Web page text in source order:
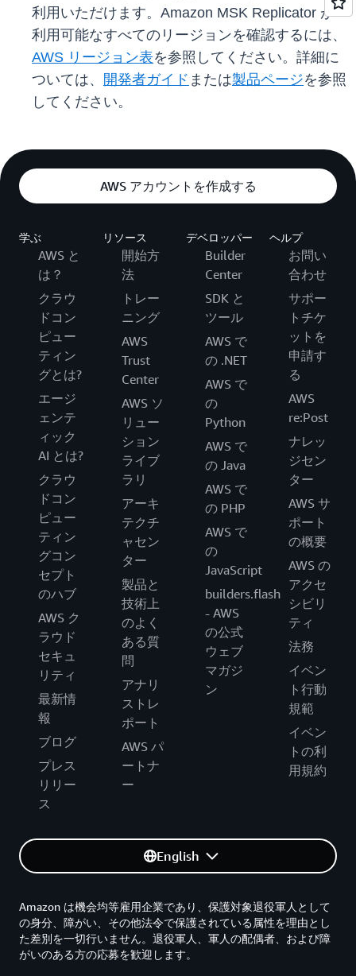
利用いただけます。Amazon MSK Replicator が
利用可能なすべてのリージョンを確認するには、
AWS リージョン表を参照してください。詳細に
ついては、 開発者ガイド または製品ページを参照
してください。
AWS アカウントを作成する
学ぶ
AWS と
は？
クラウ
ドコン
ピュー
ティン
グとは?
エージ
ェンテ
ィック
AI とは?
クラウ
ドコン
ピュー
ティン
グコン
セプト
のハブ
AWS ク
ラウド
セキュ
リティ
最新情
報
ブログ
プレス
リリー
ス
リソース
開始方
法
トレー
ニング
AWS
Trust
Center
AWS ソ
リュー
ション
ライブ
ラリ
アーキ
テクチ
ャセン
ター
製品と
技術上
のよく
ある質
問
アナリ
ストレ
ポート
AWS パ
ートナ
ー
デベロッパー
Builder
Center
SDK と
ツール
AWS で
の .NET
AWS で
の
Python
AWS で
の Java
AWS で
の PHP
AWS で
の
JavaScript
builders.flash
- AWS
の公式
ウェブ
マガジ
ン
ヘルプ
お問い
合わせ
サポー
トチケ
ットを
申請す
る
AWS
re:Post
ナレッ
ジセン
ター
AWS サ
ポート
の概要
AWS の
アクセ
シビリ
ティ
法務
イベン
ト行動
規範
イベン
トの利
用規約
English
Amazon は機会均等雇用企業であり、保護対象退役軍人として
の身分、障がい、その他法令で保護されている属性を理由とし
た差別を一切行いません。退役軍人、軍人の配偶者、および障
がいのある方の応募を歓迎します。